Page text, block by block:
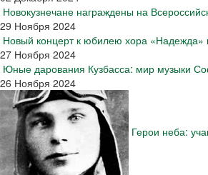
Новокузнечане награждены на
29 Ноября 2024
Новый концерт к юбилею хора
27 Ноября 2024
Юные дарования Кузбасса: мир музыки
26 Ноября 2024
Герои неба: